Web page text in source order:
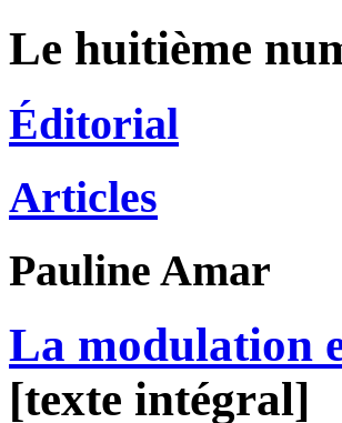
Le huitième
Éditorial
Articles
Pauline Amar
La modulation
[texte intégral]